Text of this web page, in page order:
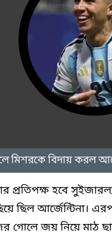
মিশরকে বিদায় করল
প্রতিপক্ষ হবে
ছিল আর্জেন্টিনা।
গোলে জয় নিয়ে মাঠ